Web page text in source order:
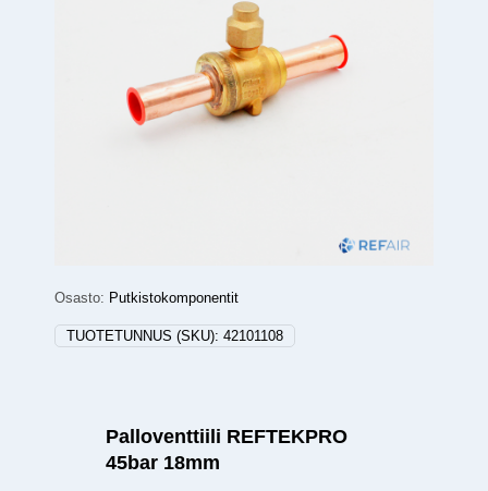
Osasto: Putkistokomponentit
TUOTETUNNUS (SKU): 42101108
Palloventtiili REFTEKPRO
45bar 18mm